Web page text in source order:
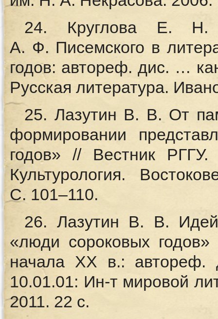
24. Круглова Е. Н.
А. Ф. Писемского в
годов: автореф. дис. …
Русская литература.
25. Лазутин В. В. От
формировании
годов» // Вестник
Культурология.
С. 101–110.
26. Лазутин В. В.
«люди сороковых
начала XX в.:
10.01.01: Ин-т мировой
2011. 22 с.